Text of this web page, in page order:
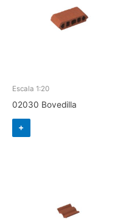
Escala 1:20
02030 Bovedilla
+